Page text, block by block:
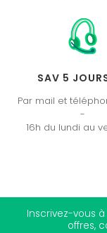
SAV 5
Par mail et
-
16h du lundi au
Inscrivez-vous
offres,